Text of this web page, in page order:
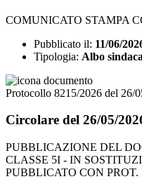
COMUNICATO STAMPA
Pubblicato il: 11/06/
Tipologia: Albo
Protocollo 8215/2026 del 26/
Circolare del 26/05/
PUBBLICAZIONE DEL
CLASSE 5I - IN
PUBBLICATO CON PROT.